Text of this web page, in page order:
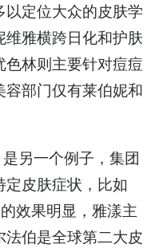
定位大众的皮肤学
雅横跨日化和护肤
林则主要针对痘痘
容部门仅有莱伯妮和
另一个例子，集团
皮肤症状，比如
效果明显，雅漾主
伯是全球第二大皮